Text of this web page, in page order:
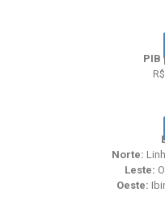
PIB
Norte:
Leste:
Oeste: